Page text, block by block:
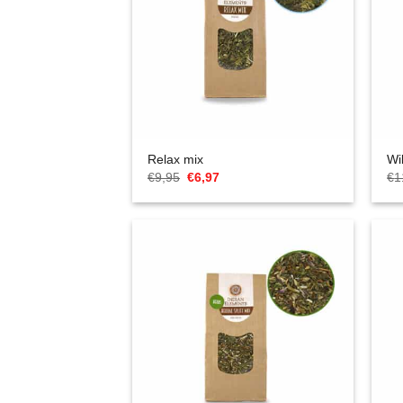
Relax mix
€9,95 Cena
wynosiła:
€6,97Aktualna
to:
€